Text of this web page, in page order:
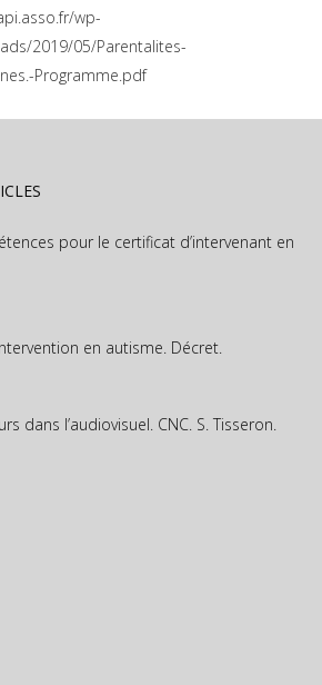
wp-
2019/05/Parentalites-
Programme.pdf
pour le certificat d’intervenant en
en autisme. Décret.
dans l’audiovisuel. CNC. S. Tisseron.